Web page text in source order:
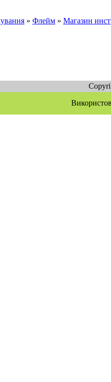
» Флейм » Магазин